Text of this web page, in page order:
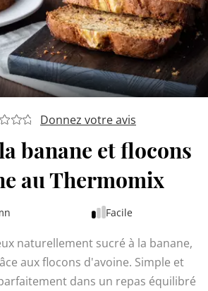
Donnez votre avis
banane et flocons
au Thermomix
Facile
naturellement sucré à la banane,
aux flocons d'avoine. Simple et
dans un repas équilibré